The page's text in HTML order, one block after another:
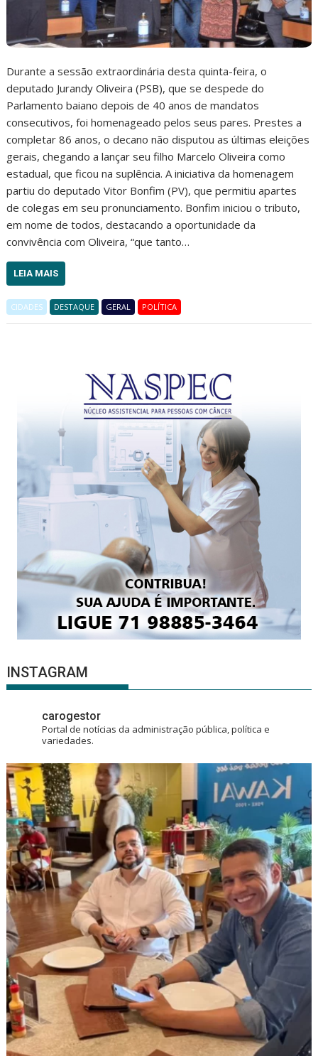
Durante a sessão extraordinária desta quinta-feira, o
deputado Jurandy Oliveira (PSB), que se despede do
Parlamento baiano depois de 40 anos de mandatos
consecutivos, foi homenageado pelos seus pares. Prestes a
completar 86 anos, o decano não disputou as últimas eleições
gerais, chegando a lançar seu filho Marcelo Oliveira como
estadual, que ficou na suplência. A iniciativa da homenagem
partiu do deputado Vitor Bonfim (PV), que permitiu apartes
de colegas em seu pronunciamento. Bonfim iniciou o tributo,
em nome de todos, destacando a oportunidade da
convivência com Oliveira, “que tanto…
LEIA MAIS
CIDADES DESTAQUE GERAL POLÍTICA
INSTAGRAM
carogestor
Portal de notícias da administração pública, política e
variedades.